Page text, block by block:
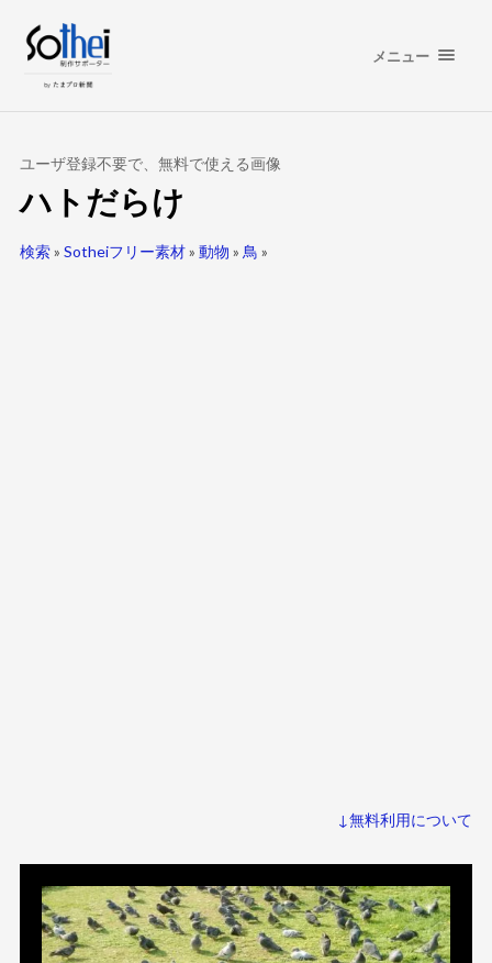
メニュー
ユーザ登録不要で、無料で使える画像
ハトだらけ
検索» Sotheiフリー素材» 動物 » 鳥 »
↓無料利用について